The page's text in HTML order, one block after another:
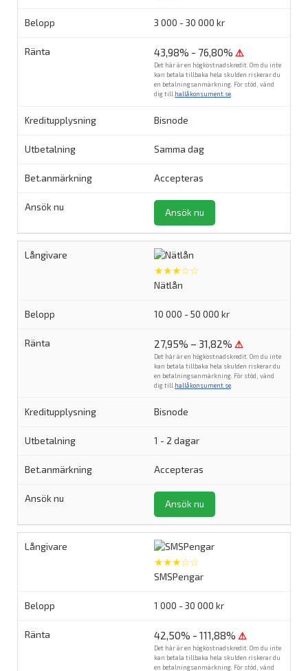
3 000 - 30 000 kr
43,98% - 76,80% ⚠
Det här är en högkostnadskredit. Om du inte
kan betala tillbaka hela skulden riskerar du
en betalningsanmärkning. För stöd, vänd
dig till hallåkonsument.se
Bisnode
Samma dag
Accepteras
Ansök nu
★★★☆☆
Nätlån
10 000 - 50 000 kr
27,95% – 31,82% ⚠
Det här är en högkostnadskredit. Om du inte
kan betala tillbaka hela skulden riskerar du
en betalningsanmärkning. För stöd, vänd
dig till hallåkonsument.se
Bisnode
1 - 2 dagar
Accepteras
Ansök nu
★★★☆☆
SMSPengar
1 000 - 30 000 kr
42,50% - 111,88% ⚠
Det här är en högkostnadskredit. Om du inte
kan betala tillbaka hela skulden riskerar du
en betalningsanmärkning. För stöd, vänd